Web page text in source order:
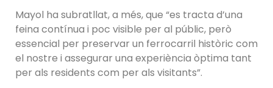
Mayol ha subratllat, a més, que “es tracta d’una
feina contínua i poc visible per al públic, però
essencial per preservar un ferrocarril històric com
el nostre i assegurar una experiència òptima tant
per als residents com per als visitants”.